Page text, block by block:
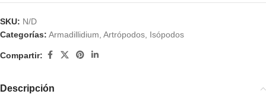
SKU: N/D
Categorías: Armadillidium Artrópodos Isópodos
Compartir:
Descripción